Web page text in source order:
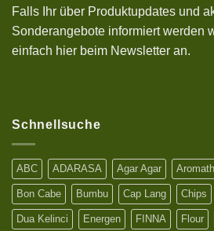
deinen
Einkauf
bei
uns
mit
einem
Falls Ihr über Produktupdates und
Sonderangebote informiert werden
einfach hier beim Newsletter an.
Schnellsuche
ABC ADARASA Agar Agar
Bon Cabe Bumbu Cap Lang Chips
Dua Kelinci Energen FINNA Flour